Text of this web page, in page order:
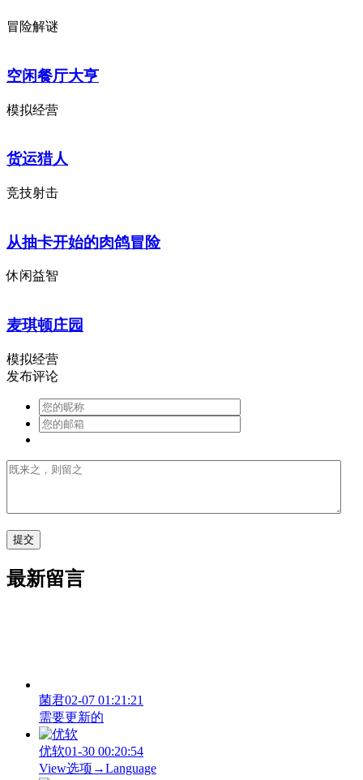
冒险解谜
空闲餐厅大亨
模拟经营
货运猎人
竞技射击
从抽卡开始的肉鸽冒险
休闲益智
麦琪顿庄园
模拟经营
发布评论
最新留言
菌君02-07 01:21:21
需要更新的
优软01-30 00:20:54
View‌选项→Language